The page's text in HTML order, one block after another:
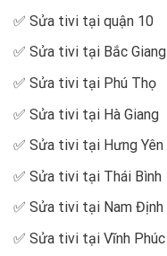
✅ Sửa tivi tại quận 10
✅ Sửa tivi tại Bắc Giang
✅ Sửa tivi tại Phú Thọ
✅ Sửa tivi tại Hà Giang
✅ Sửa tivi tại Hưng Yên
✅ Sửa tivi tại Thái Bình
✅ Sửa tivi tại Nam Định
✅ Sửa tivi tại Vĩnh Phúc